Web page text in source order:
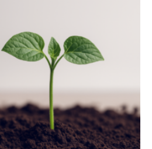
und hat sich in
erhalten. Es konnte als neue
beschrieben werden und trägt
primaevus. Dieser erste
in Bernstein
Fossilfund einer
dar, denn…